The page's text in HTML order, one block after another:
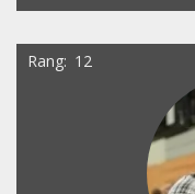
Rang 12